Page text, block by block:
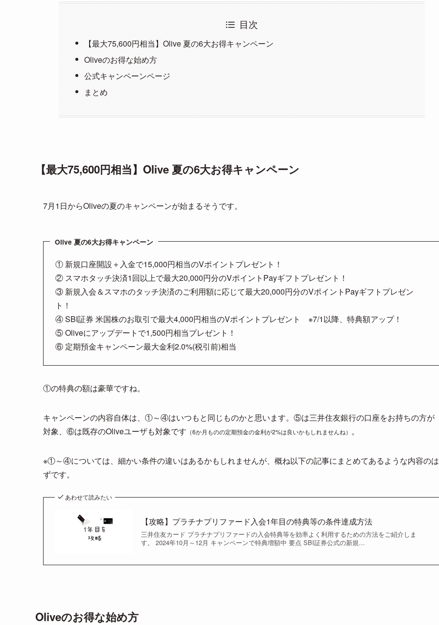
目次
【最大75,600円相当】Olive 夏の6大お得キャンペーン
Oliveのお得な始め方
公式キャンペーンページ
まとめ
【最大75,600円相当】Olive 夏の6大お得キャンペーン
7月1日からOliveの夏のキャンペーンが始まるそうです。
Olive 夏の6大お得キャンペーン
① 新規口座開設＋入金で15,000円相当のVポイントプレゼント！
② スマホタッチ決済1回以上で最大20,000円分のVポイントPayギフトプレゼント！
③ 新規入会＆スマホのタッチ決済のご利用額に応じて最大20,000円分のVポイントPayギフトプレゼン
ト！
④ SBI証券 米国株のお取引で最大4,000円相当のVポイントプレゼント ※7/1以降、特典額アップ！
⑤ Oliveにアップデートで1,500円相当プレゼント！
⑥ 定期預金キャンペーン最大金利2.0%(税引前)相当
①の特典の額は豪華ですね。
キャンペーンの内容自体は、①～④はいつもと同じものかと思います。⑤は三井住友銀行の口座をお持ちの方が
対象、⑥は既存のOliveユーザも対象です （6か月ものの定期預金の金利が2%は良いかもしれませんね） 。
※①～④については、細かい条件の違いはあるかもしれませんが、概ね以下の記事にまとめてあるような内容のは
ずです。
あわせて読みたい
【攻略】プラチナプリファード入会1年目の特典等の条件達成方法
三井住友カード プラチナプリファードの入会特典等を効率よく利用するための方法をご紹介しま
す。 2024年10月～12月 キャンペーンで特典増額中 要点 SBI証券公式の新規…
Oliveのお得な始め方